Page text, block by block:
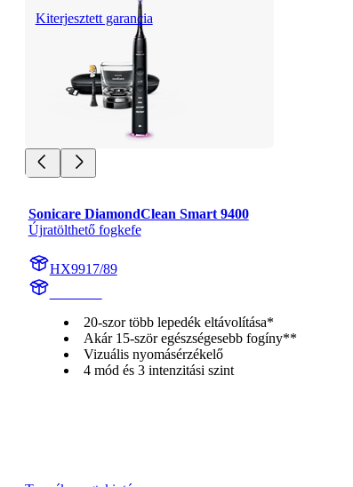
Kiterjesztett garancia
Sonicare DiamondClean Smart 9400
Újratölthető fogkefe
HX9917/89
20-szor több lepedék eltávolítása*
Akár 15-ször egészségesebb fogíny**
Vizuális nyomásérzékelő
4 mód és 3 intenzitási szint